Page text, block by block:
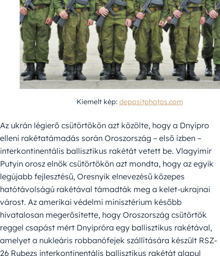
Kiemelt kép: depositphotos.com
Az ukrán légierő csütörtökön azt közölte, hogy a Dnyipro
elleni rakétatámadás során Oroszország – első ízben –
interkontinentális ballisztikus rakétát vetett be. Vlagyimir
Putyin orosz elnök csütörtökön azt mondta, hogy az egyik
legújabb fejlesztésű, Oresnyik elnevezésű közepes
hatótávolságú rakétával támadták meg a kelet-ukrajnai
várost. Az amerikai védelmi minisztérium később
hivatalosan megerősítette, hogy Oroszország csütörtök
reggel csapást mért Dnyipróra egy ballisztikus rakétával,
amelyet a nukleáris robbanófejek szállítására készült RSZ-
26 Rubezs interkontinentális ballisztikus rakétát alapul